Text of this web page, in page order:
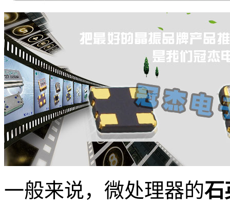
一般来说，微处理器的石